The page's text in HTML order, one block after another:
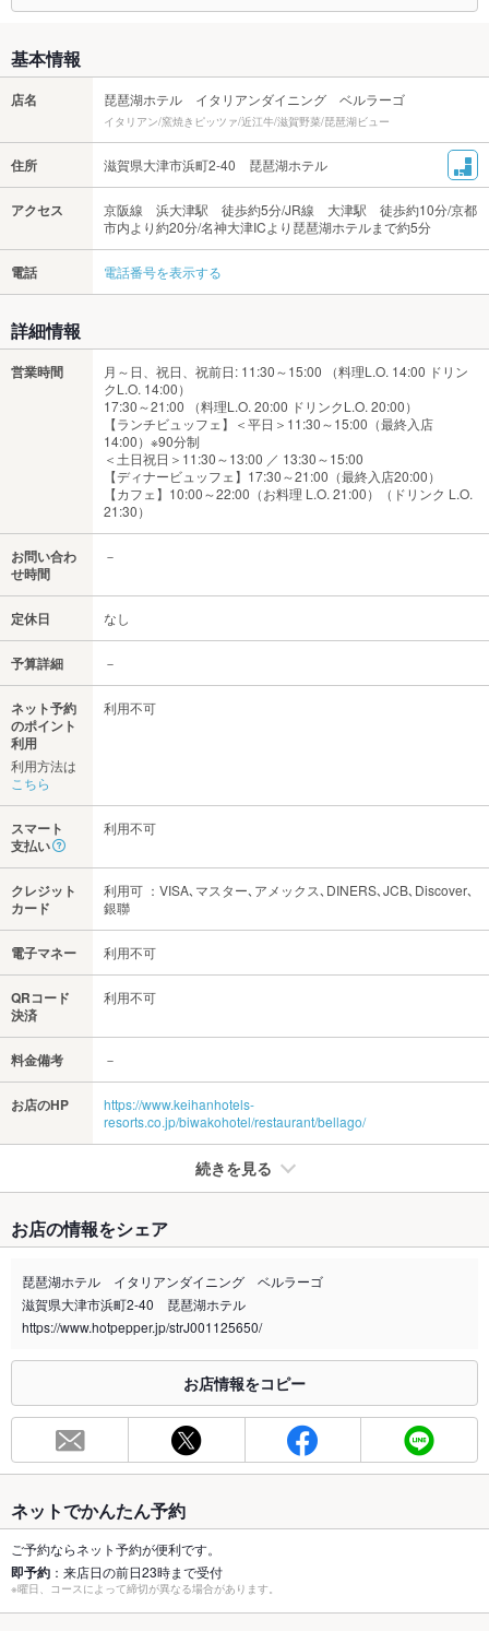
基本情報
店名 琵琶湖ホテル イタリアンダイニング ベルラーゴ
イタリアン/窯焼きピッツァ/近江牛/滋賀野菜/琵琶湖ビュー
住所 滋賀県大津市浜町2-40 琵琶湖ホテル
アクセス
京阪線 浜大津駅 徒歩約5分/JR線 大津駅 徒歩約10分/京都
市内より約20分/名神大津ICより琵琶湖ホテルまで約5分
電話 電話番号を表示する
詳細情報
営業時間
月～日、祝日、祝前日: 11:30～15:00 （料理L.O. 14:00 ドリン
クL.O. 14:00）
17:30～21:00 （料理L.O. 20:00 ドリンクL.O. 20:00）
【ランチビュッフェ】＜平日＞11:30～15:00（最終入店
14:00）※90分制
＜土日祝日＞11:30～13:00 ／ 13:30～15:00
【ディナービュッフェ】17:30～21:00（最終入店20:00）
【カフェ】10:00～22:00（お料理 L.O. 21:00）（ドリンク L.O.
21:30）
お問い合わ
せ時間
－
定休日 なし
予算詳細 －
ネット予約
のポイント
利用
利用方法は
こちら
利用不可
スマート
支払い
利用不可
クレジット
カード
利用可 ：VISA､マスター､アメックス､DINERS､JCB､Discover､
銀聯
電子マネー 利用不可
QRコード
決済
利用不可
料金備考 －
お店のHP
https://www.keihanhotels-
resorts.co.jp/biwakohotel/restaurant/bellago/
続きを見る
禁煙・喫煙 全席禁煙
喫煙専用室 なし
※2020年4月1日～受動喫煙対策に関する法律が施行されています。正しい情報はお店へお問い
総席数 123席
最大宴会収
－
個室 なし
座敷 なし
掘りごたつ なし
お店の情報をシェア
琵琶湖ホテル イタリアンダイニング ベルラーゴ
滋賀県大津市浜町2-40 琵琶湖ホテル
https://www.hotpepper.jp/strJ001125650/
お店情報をコピー
ネットでかんたん予約
ご予約ならネット予約が便利です。
即予約 ：来店日の前日23時まで受付
※曜日、コースによって締切が異なる場合があります。